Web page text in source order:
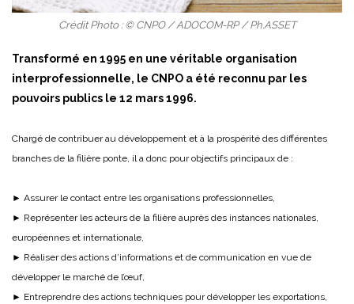
Crédit Photo : © CNPO / ADOCOM-RP / Ph.ASSET
Transformé en 1995 en une véritable organisation
interprofessionnelle, le CNPO a été reconnu par les
pouvoirs publics le 12 mars 1996.
Chargé de contribuer au développement et à la prospérité des différentes
branches de la filière ponte, il a donc pour objectifs principaux de :
► Assurer le contact entre les organisations professionnelles,
► Représenter les acteurs de la filière auprès des instances nationales,
européennes et internationale,
► Réaliser des actions d’informations et de communication en vue de
développer le marché de l’œuf,
► Entreprendre des actions techniques pour développer les exportations,